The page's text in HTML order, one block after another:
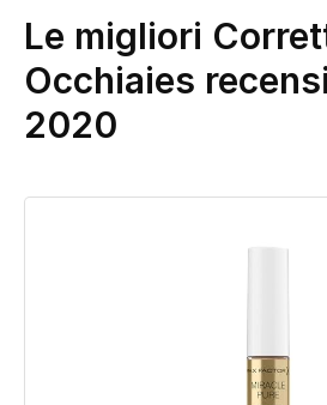
Le migliori
Occhiaies
2020